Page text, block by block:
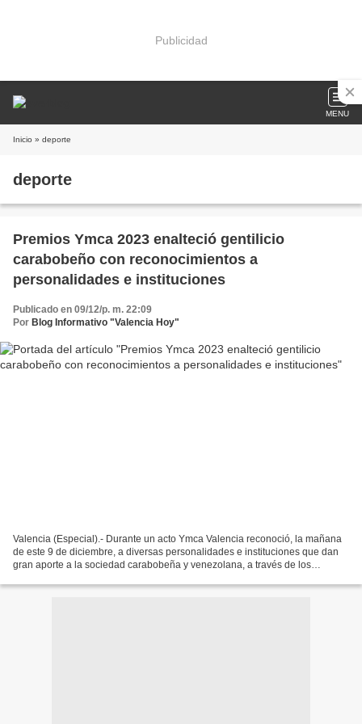
Publicidad
MENU
Inicio » deporte
deporte
Premios Ymca 2023 enalteció gentilicio
carabobeño con reconocimientos a
personalidades e instituciones
Publicado en 09/12/p. m. 22:09
Por Blog Informativo "Valencia Hoy"
Valencia (Especial).- Durante un acto Ymca Valencia reconoció, la mañana
de este 9 de diciembre, a diversas personalidades e instituciones que dan
gran aporte a la sociedad carabobeña y venezolana, a través de los